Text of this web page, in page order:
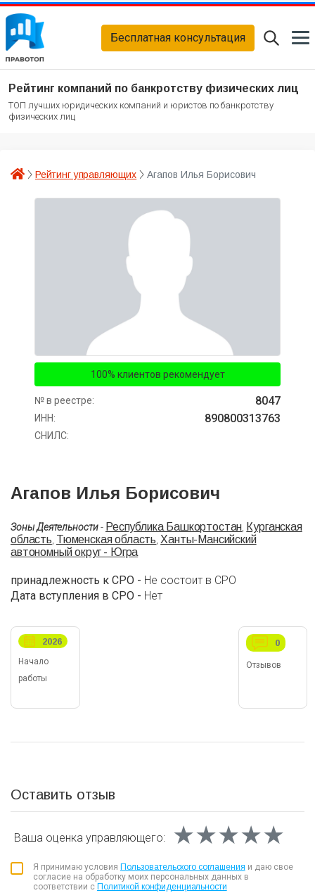
Бесплатная консультация
Рейтинг компаний по банкротству физических лиц
ТОП лучших юридических компаний и юристов по банкротству
физических лиц
Рейтинг управляющих Агапов Илья Борисович
100% клиентов рекомендует
№ в реестре: 8047
ИНН: 890800313763
СНИЛС:
Агапов Илья Борисович
Зоны Деятельности- Республика Башкортостан, Курганская
область, Тюменская область,Ханты-Мансийский
автономный округ - Югра
принадлежность к СРО - Не состоит в СРО
Дата вступления в СРО - Нет
Начало
работы
2026
Отзывов
0
Оставить отзыв
Ваша оценка управляющего: ★★★★★
★★★★★
★★★★★
Я принимаю условия Пользовательского соглашения и даю свое
согласие на обработку моих персональных данных в
соответствии с Политикой конфиденциальности